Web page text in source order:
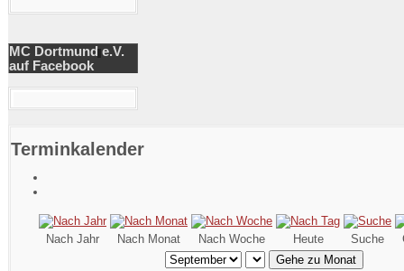
MC Dortmund e.V.
auf Facebook
Terminkalender
Nach Jahr Nach Monat Nach Woche Heute Suche
Gehe zu Monat